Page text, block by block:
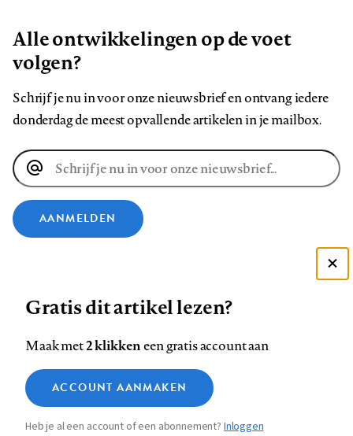
Alle ontwikkelingen op de voet
volgen?
Schrijf je nu in voor onze nieuwsbrief en ontvang iedere
donderdag de meest opvallende artikelen in je mailbox.
E-
mailadres
AANMELDEN
ons
op
Facebook
ons
op
LinkedIn
ons
op
Bluesky
ons
op
Instagram
ons
op
YouTube
ons
Footer
navigation
Contact Colofon Disclaimer Privacy
Medische vragen verdienen
betrouwbare antwoorden
Zie onze cookie policy
Analytische cookies
Marketing cookies
Gratis dit artikel lezen?
Maak met2 klikkeneen gratis account aan
ACCOUNT AANMAKEN
Heb je al een account of een abonnement?Inloggen